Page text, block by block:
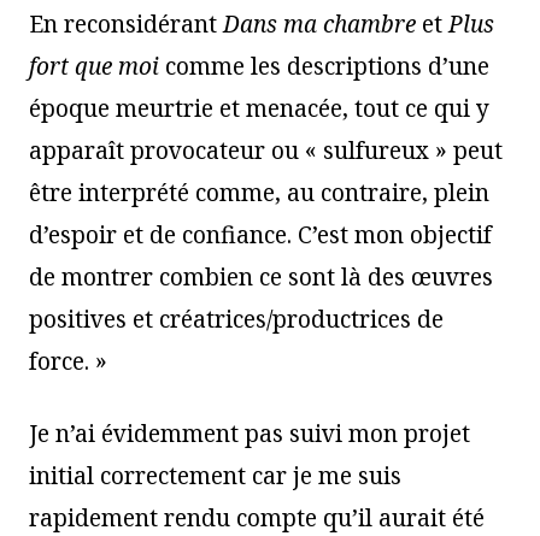
En reconsidérantDans ma chambre etPlus
fort que moi comme les descriptions d’une
époque meurtrie et menacée, tout ce qui y
apparaît provocateur ou « sulfureux » peut
être interprété comme, au contraire, plein
d’espoir et de confiance. C’est mon objectif
de montrer combien ce sont là des œuvres
positives et créatrices/productrices de
force. »
Je n’ai évidemment pas suivi mon projet
initial correctement car je me suis
rapidement rendu compte qu’il aurait été